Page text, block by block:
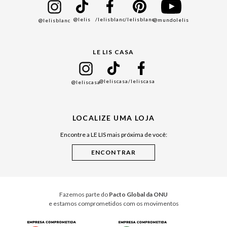
Black Friday
Cuidados Casa
@lelisblanc @lelis /lelisblanc/lelisblanc@mundolelis
LE LIS CASA
@leliscasa@leliscasa/leliscasa
LOCALIZE UMA LOJA
Encontre a LE LIS mais próxima de você:
Fazemos parte do Pacto Global da ONU
e estamos comprometidos com os movimentos